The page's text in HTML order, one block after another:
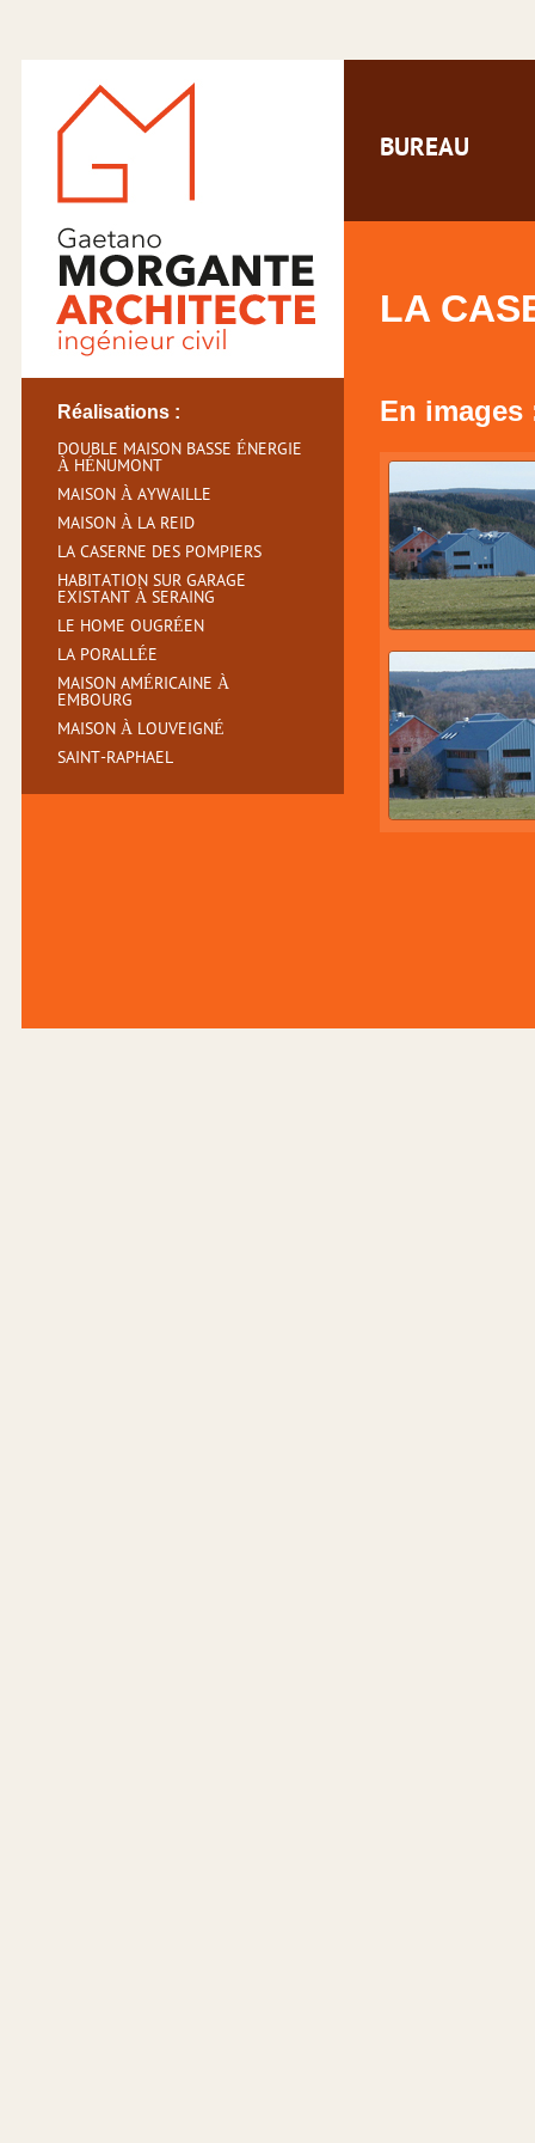
BUREAU
LA
En images
Réalisations :
DOUBLE MAISON BASSE ÉNERGIE
À HÉNUMONT
MAISON À AYWAILLE
MAISON À LA REID
LA CASERNE DES POMPIERS
HABITATION SUR GARAGE
EXISTANT À SERAING
LE HOME OUGRÉEN
LA PORALLÉE
MAISON AMÉRICAINE À
EMBOURG
MAISON À LOUVEIGNÉ
SAINT-RAPHAEL